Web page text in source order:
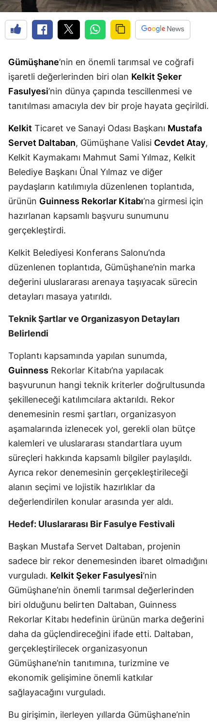
Gümüşhane
Hakkari
Isparta
İstanbul
İzmir
Kars
Kayseri
Kırklareli
Konya
Kütahya
Manisa
Muğla
Muş
Nevşehir
Niğde
Ordu
Rize
Sakarya
Samsun
Siirt
Sinop
Sivas
Tekirdağ
Tokat
Tunceli
Şanlıurfa
Gümüşhane’nin en önemli tarımsal ve coğrafi
işaretli değerlerinden biri olan Kelkit Şeker
Fasulyesi’nin dünya çapında tescillenmesi ve
tanıtılması amacıyla dev bir proje hayata geçirildi.
Kelkit Ticaret ve Sanayi Odası Başkanı Mustafa
Servet Daltaban, Gümüşhane Valisi Cevdet Atay,
Kelkit Kaymakamı Mahmut Sami Yılmaz, Kelkit
Belediye Başkanı Ünal Yılmaz ve diğer
paydaşların katılımıyla düzenlenen toplantıda,
ürünün Guinness Rekorlar Kitabı’na girmesi için
hazırlanan kapsamlı başvuru sunumunu
gerçekleştirdi.
Kelkit Belediyesi Konferans Salonu’nda
düzenlenen toplantıda, Gümüşhane’nin marka
değerini uluslararası arenaya taşıyacak sürecin
detayları masaya yatırıldı.
Teknik Şartlar ve Organizasyon Detayları
Belirlendi
Toplantı kapsamında yapılan sunumda,
Guinness Rekorlar Kitabı’na yapılacak
başvurunun hangi teknik kriterler doğrultusunda
şekilleneceği katılımcılara aktarıldı. Rekor
denemesinin resmi şartları, organizasyon
aşamalarında izlenecek yol, gerekli olan bütçe
kalemleri ve uluslararası standartlara uyum
süreçleri hakkında kapsamlı bilgiler paylaşıldı.
Ayrıca rekor denemesinin gerçekleştirileceği
alanın seçimi ve lojistik hazırlıklar da
değerlendirilen konular arasında yer aldı.
Hedef: Uluslararası Bir Fasulye Festivali
Başkan Mustafa Servet Daltaban, projenin
sadece bir rekor denemesinden ibaret olmadığını
vurguladı. Kelkit Şeker Fasulyesi’nin
Gümüşhane’nin önemli tarımsal değerlerinden
biri olduğunu belirten Daltaban, Guinness
Rekorlar Kitabı hedefinin ürünün marka değerini
daha da güçlendireceğini ifade etti. Daltaban,
gerçekleştirilecek organizasyonun
Gümüşhane’nin tanıtımına, turizmine ve
ekonomik gelişimine önemli katkılar
sağlayacağını vurguladı.
Bu girişimin, ilerleyen yıllarda Gümüşhane’nin